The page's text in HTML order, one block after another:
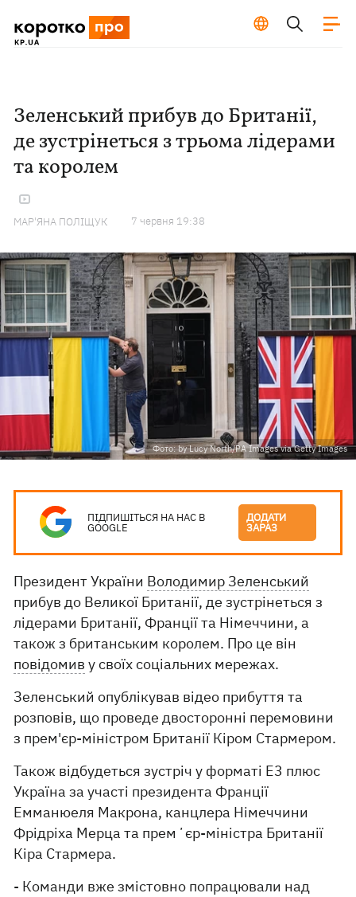
Зеленський прибув до Британії,
де зустрінеться з трьома лідерами
та королем
МАР'ЯНА ПОЛІЩУК 7 червня 19:38
Фото: by Lucy North/PA Images via Getty Images
ПІДПИШІТЬСЯ НА НАС В
GOOGLE
ДОДАТИ
ЗАРАЗ
Президент України Володимир Зеленський
прибув до Великої Британії, де зустрінеться з
лідерами Британії, Франції та Німеччини, а
також з британським королем. Про це він
повідомив у своїх соціальних мережах.
Зеленський опублікував відео прибуття та
розповів, що проведе двосторонні перемовини
з прем'єр-міністром Британії Кіром Стармером.
Також відбудеться зустріч у форматі E3 плюс
Україна за участі президента Франції
Емманюеля Макрона, канцлера Німеччини
Фрідріха Мерца та премʼєр-міністра Британії
Кіра Стармера.
- Команди вже змістовно попрацювали над